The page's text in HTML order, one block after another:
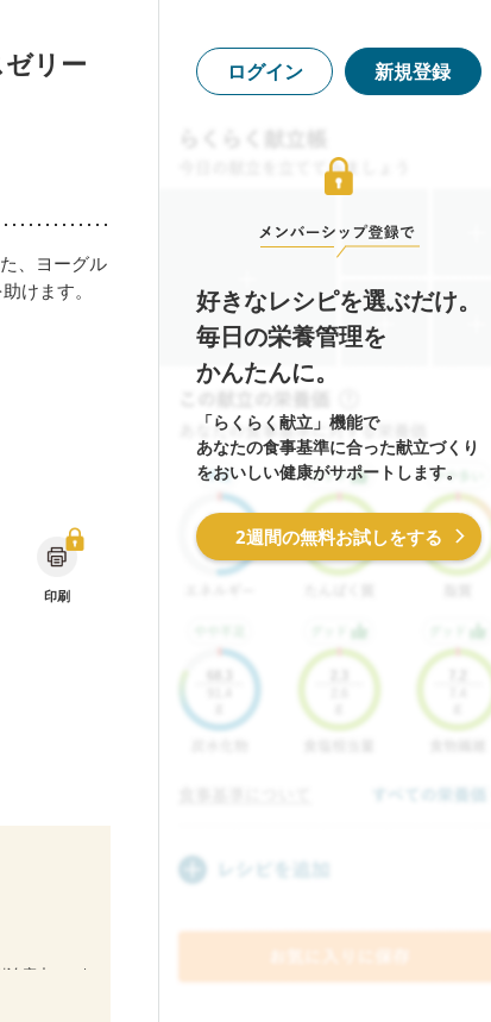
リー
、ヨーグル
けます。
印刷
療中）
ログイン 新規登録
好きなレシピを選ぶだけ。
毎日の栄養管理を
かんたんに。
「らくらく献立」機能で
あなたの食事基準に合った献立づくり
をおいしい健康がサポートします。
2週間の無料お試しをする